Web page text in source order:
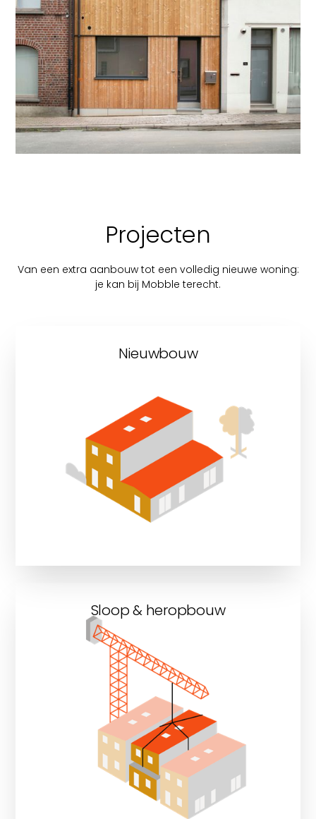
Projecten
Van een extra aanbouw tot een volledig nieuwe woning:
je kan bij Mobble terecht.
Nieuwbouw
Ontdek onze nieuwbouwprojecten
Sloop & heropbouw
Ontdek onze sloop &
heropbouwprojecten